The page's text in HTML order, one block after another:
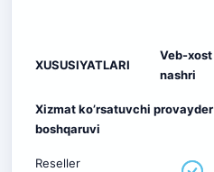
XUSUSIYATLARI
Veb-xost
nashri
Xizmat ko’rsatuvchi provayder
boshqaruvi
Reseller